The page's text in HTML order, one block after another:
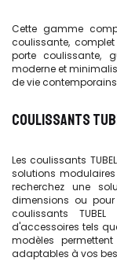
Cette gamme
coulissante,
porte coulissante,
moderne et
de vie
COULISSANTS
Les coulissants
solutions
recherchez une
dimensions ou
coulissants
d'accessoires tels
modèles
adaptables à vos